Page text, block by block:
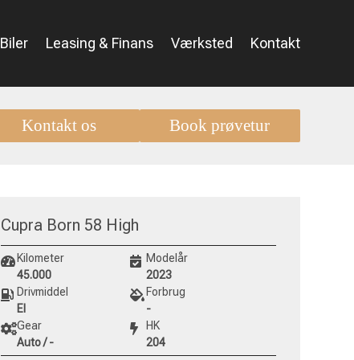
Biler Leasing & Finans Værksted Kontakt
Kontakt os Book prøvetur
Cupra Born 58 High
Kilometer
45.000
Modelår
2023
Drivmiddel
El
Forbrug
-
Gear
Auto / -
HK
204